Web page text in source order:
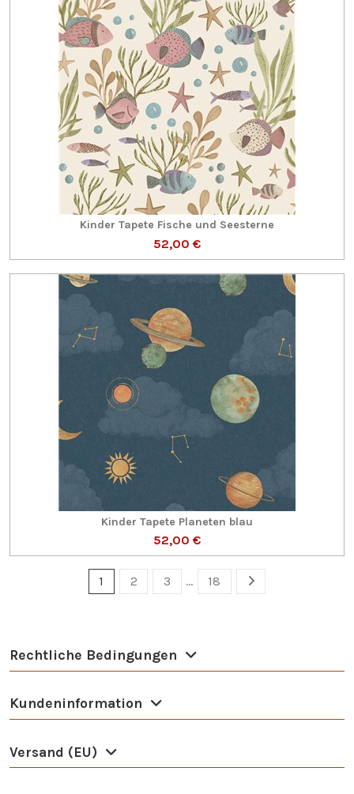
Kinder Tapete Fische und Seesterne
52,00 €
Kinder Tapete Planeten blau
52,00 €
1 2 3 … 18
Rechtliche Bedingungen
Kundeninformation
Versand (EU)